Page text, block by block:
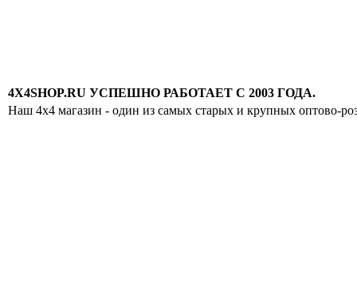
4X4SHOP.RU УСПЕШНО РАБОТАЕТ С 2003 ГОДА.
Наш 4x4 магазин - один из самых старых и крупных оптово-